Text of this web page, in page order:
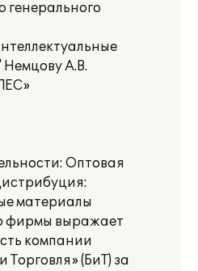
генерального
Немцову А.В.
Оптовая
материалы
фирмы выражает
компании
Торговля» (БиТ) за